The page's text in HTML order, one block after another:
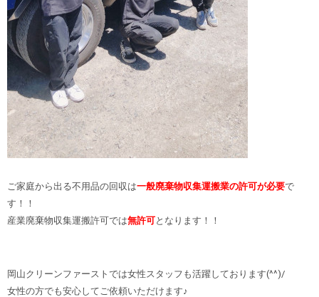
ご家庭から出る不用品の回収は一般廃棄物収集運搬業の許可が必要で
す！！
産業廃棄物収集運搬許可では無許可となります！！
岡山クリーンファーストでは女性スタッフも活躍しております(^^)/
女性の方でも安心してご依頼いただけます♪